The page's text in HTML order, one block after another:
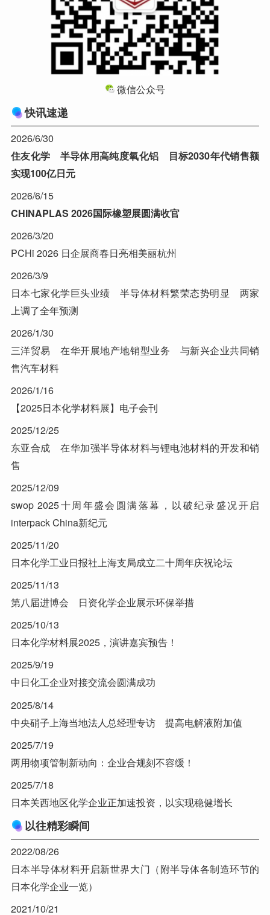
微信公众号
快讯速递
2026/6/30
住友化学 半导体用高纯度氧化铝 目标2030年代销售额
实现100亿日元
2026/6/15
CHINAPLAS 2026国际橡塑展圆满收官
2026/3/20
PCHi 2026 日企展商春日亮相美丽杭州
2026/3/9
日本七家化学巨头业绩 半导体材料繁荣态势明显 两家
上调了全年预测
2026/1/30
三洋贸易 在华开展地产地销型业务 与新兴企业共同销
售汽车材料
2026/1/16
【2025日本化学材料展】电子会刊
2025/12/25
东亚合成 在华加强半导体材料与锂电池材料的开发和销
售
2025/12/09
swop 2025十周年盛会圆满落幕，以破纪录盛况开启
interpack China新纪元
2025/11/20
日本化学工业日报社上海支局成立二十周年庆祝论坛
2025/11/13
第八届进博会 日资化学企业展示环保举措
2025/10/13
日本化学材料展2025，演讲嘉宾预告！
2025/9/19
中日化工企业对接交流会圆满成功
2025/8/14
中央硝子上海当地法人总经理专访 提高电解液附加值
2025/7/19
两用物项管制新动向：企业合规刻不容缓！
2025/7/18
日本关西地区化学企业正加速投资，以实现稳健增长
以往精彩瞬间
2022/08/26
日本半导体材料开启新世界大门（附半导体各制造环节的
日本化学企业一览）
2021/10/21